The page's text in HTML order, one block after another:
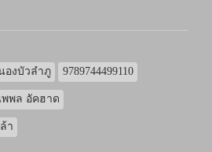
องบัวลำภู 9789744499110
พล อัคฮาด
า